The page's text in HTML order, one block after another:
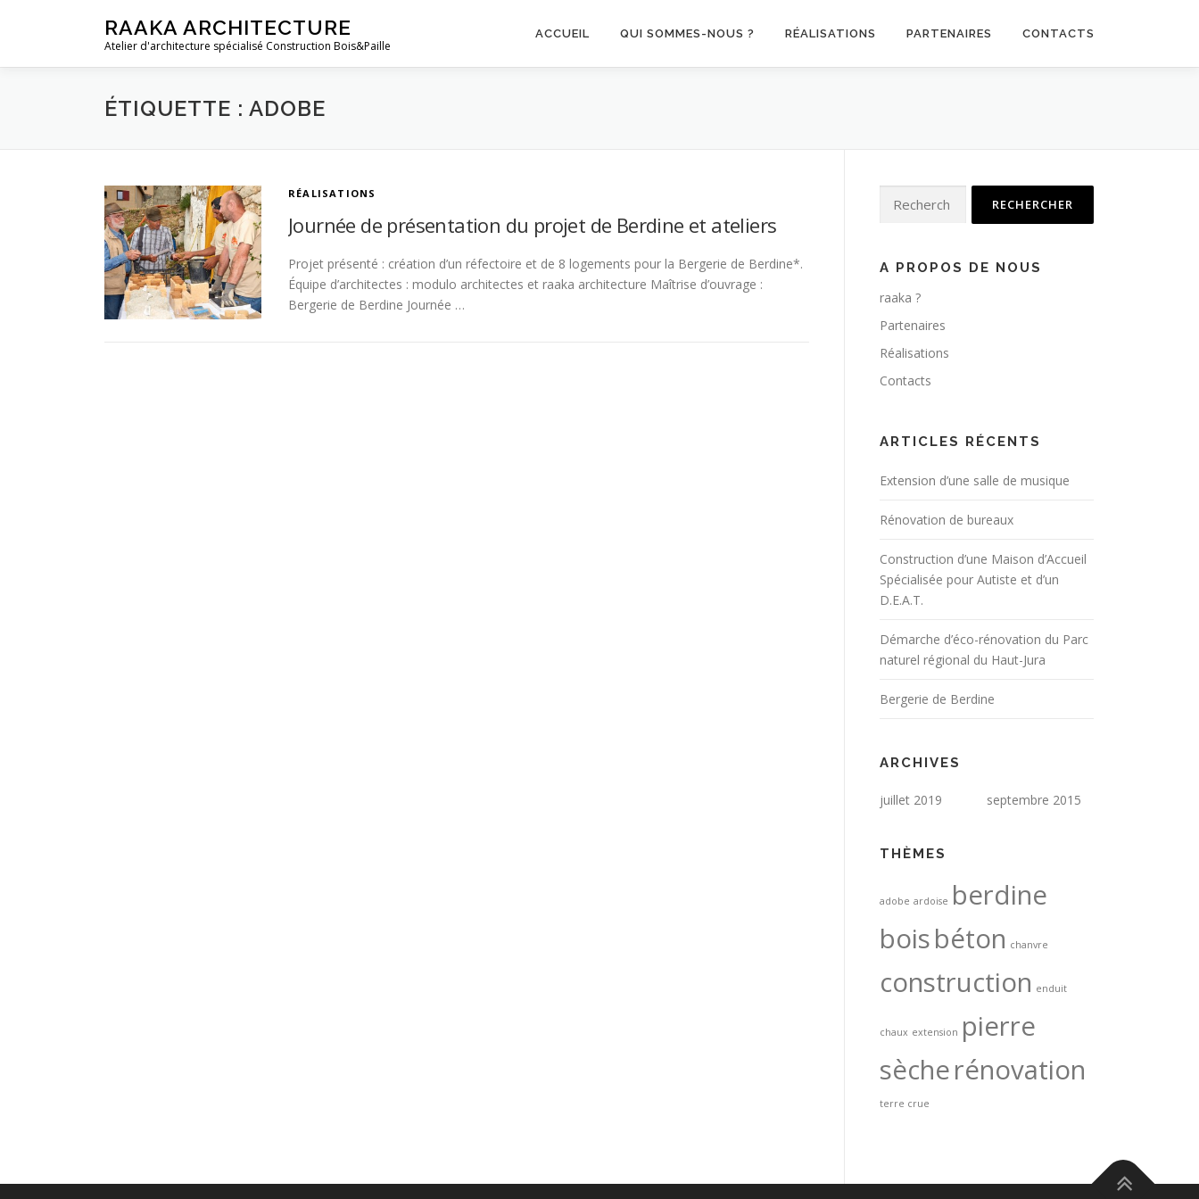
RAAKA ARCHITECTURE
Atelier d'architecture spécialisé Construction Bois&Paille
ACCUEIL QUI SOMMES-NOUS ? RÉALISATIONS PARTENAIRES CONTACTS
ÉTIQUETTE : ADOBE
RÉALISATIONS
Journée de présentation du projet de Berdine et ateliers
Projet présenté : création d’un réfectoire et de 8 logements pour la Bergerie de Berdine*.
Équipe d’architectes : modulo architectes et raaka architecture Maîtrise d’ouvrage :
Bergerie de Berdine Journée …
Rechercher :
A PROPOS DE NOUS
raaka ?
Partenaires
Réalisations
Contacts
ARTICLES RÉCENTS
Extension d’une salle de musique
Rénovation de bureaux
Construction d’une Maison d’Accueil
Spécialisée pour Autiste et d’un
D.E.A.T.
Démarche d’éco-rénovation du Parc
naturel régional du Haut-Jura
Bergerie de Berdine
ARCHIVES
juillet 2019 septembre 2015
THÈMES
adobe ardoise berdine
boisbéton chanvre
construction enduit
chaux extension pierre
sècherénovation
terre crue